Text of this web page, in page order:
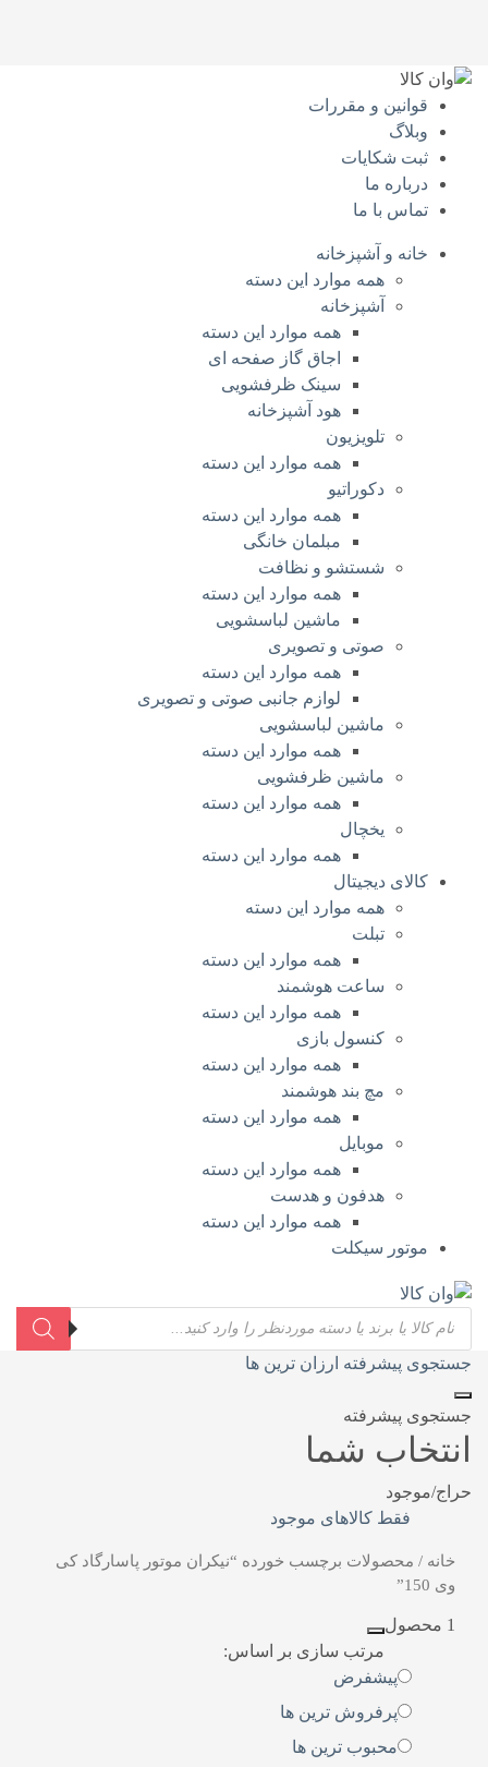
قوانین و مقررات
وبلاگ
ثبت شکایات
درباره‌ ما
تماس با ما
خانه و آشپزخانه
همه موارد این دسته
آشپزخانه
همه موارد این دسته
اجاق گاز صفحه‌ ای
سینک ظرفشویی
هود آشپزخانه
تلویزیون
همه موارد این دسته
دکوراتیو
همه موارد این دسته
مبلمان خانگی
شستشو و نظافت
همه موارد این دسته
ماشین لباسشویی
صوتی و تصویری
همه موارد این دسته
لوازم جانبی صوتی و تصویری
ماشین لباسشویی
همه موارد این دسته
ماشین ظرفشویی
همه موارد این دسته
یخچال
همه موارد این دسته
کالای دیجیتال
همه موارد این دسته
تبلت
همه موارد این دسته
ساعت هوشمند
همه موارد این دسته
کنسول بازی
همه موارد این دسته
مچ بند هوشمند
همه موارد این دسته
موبایل
همه موارد این دسته
هدفون و هدست
همه موارد این دسته
موتور سیکلت
جستجو
محصولات
جستجوی پیشرفته ارزان ترین ها
جستجوی پیشرفته
انتخاب شما
حراج/موجود
فقط کالاهای موجود
خانه / محصولات برچسب خورده “نیکران موتور پاسارگاد کی
وی 150”
1 محصول
مرتب سازی بر اساس:
پیشفرض
پرفروش ترین ها
محبوب ترین ها